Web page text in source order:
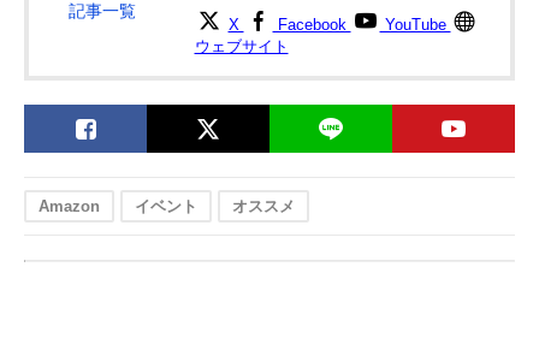
記事一覧
X Facebook
YouTube
ウェブサイト
Amazon イベント オススメ